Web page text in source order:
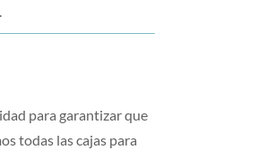
para garantizar que
todas las cajas para